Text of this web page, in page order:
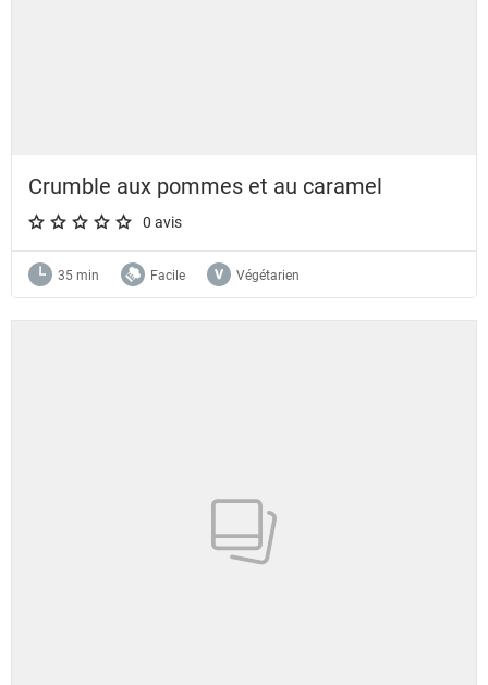
Crumble aux pommes et au caramel
A star rating of 0 out of 5.
0 avis
35 min Facile Végétarien